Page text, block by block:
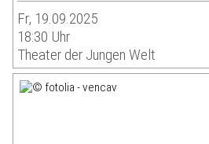
Fr, 19.09.2025
18:30 Uhr
Theater der Jungen Welt